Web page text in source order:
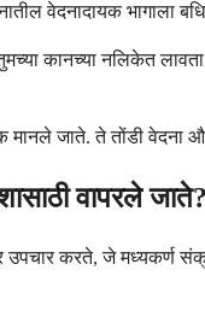
वेदनादायक भागाला
कानच्या नलिकेत
जाते. ते तोंडी वेदना
वापरले जाते?
करते, जे मध्यकर्ण